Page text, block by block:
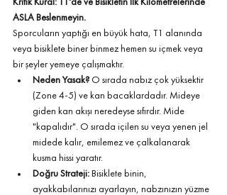
ASLA Beslenmeyin.
Sporcuların yaptığı en büyük hata, T1 alanında
veya bisiklete biner binmez hemen su içmek veya
bir şeyler yemeye çalışmaktır.
Neden Yasak? O sırada nabız çok yüksektir
(Zone 4-5) ve kan bacaklardadır. Mideye
giden kan akışı neredeyse sıfırdır. Mide
"kapalıdır". O sırada içilen su veya yenen jel
midede kalır, emilemez ve çalkalanarak
kusma hissi yaratır.
Doğru Strateji: Bisiklete binin,
ayakkabılarınızı ayarlayın, nabzınızın yüzme